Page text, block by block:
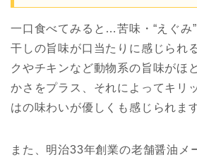
一口食べてみると…苦味・“えぐみ
干しの旨味が口当たりに感じられ
クやチキンなど動物系の旨味がほ
かさをプラス、それによってキリ
はの味わいが優しくも感じられま
また、明治33年創業の老舗醤油メ